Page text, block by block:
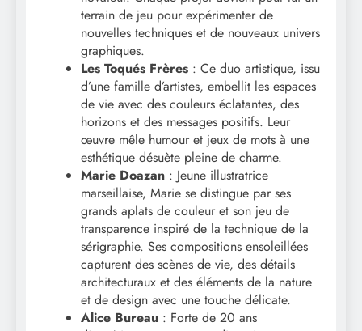
terrain de jeu pour expérimenter de
nouvelles techniques et de nouveaux univers
graphiques.
Les Toqués Frères : Ce duo artistique, issu
d’une famille d’artistes, embellit les espaces
de vie avec des couleurs éclatantes, des
horizons et des messages positifs. Leur
œuvre mêle humour et jeux de mots à une
esthétique désuète pleine de charme.
Marie Doazan : Jeune illustratrice
marseillaise, Marie se distingue par ses
grands aplats de couleur et son jeu de
transparence inspiré de la technique de la
sérigraphie. Ses compositions ensoleillées
capturent des scènes de vie, des détails
architecturaux et des éléments de la nature
et de design avec une touche délicate.
Alice Bureau : Forte de 20 ans